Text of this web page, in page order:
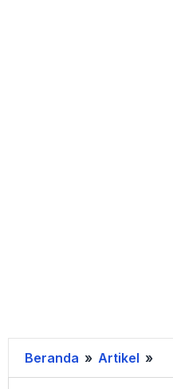
Beranda » Artikel »